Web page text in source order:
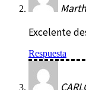
Excelente
Respuesta